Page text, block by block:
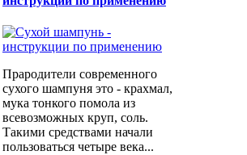
Прародители современного
сухого шампуня это - крахмал,
мука тонкого помола из
всевозможных круп, соль.
Такими средствами начали
пользоваться четыре века...